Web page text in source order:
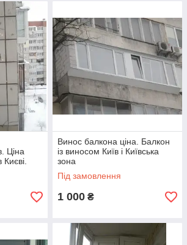
Ціна
Винос балкона ціна. Балкон
із виносом Київ і Київська
зона
Під замовлення
1 000 ₴